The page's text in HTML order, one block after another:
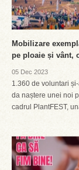
Mobilizare
pe ploaie și vânt,
05 Dec 2023
1.360 de voluntari
da naștere unei noi
cadrul PlantFEST,